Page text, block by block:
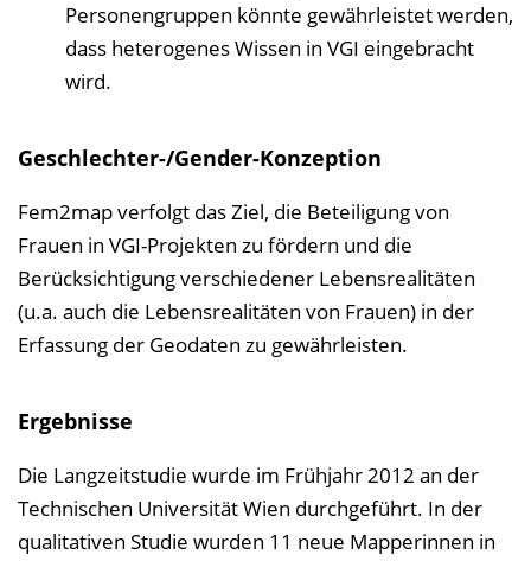
Personengruppen könnte gewährleistet werden,
dass heterogenes Wissen in VGI eingebracht
wird.
Geschlechter-/Gender-Konzeption
Fem2map verfolgt das Ziel, die Beteiligung von
Frauen in VGI-Projekten zu fördern und die
Berücksichtigung verschiedener Lebensrealitäten
(u.a. auch die Lebensrealitäten von Frauen) in der
Erfassung der Geodaten zu gewährleisten.
Ergebnisse
Die Langzeitstudie wurde im Frühjahr 2012 an der
Technischen Universität Wien durchgeführt. In der
qualitativen Studie wurden 11 neue Mapperinnen in